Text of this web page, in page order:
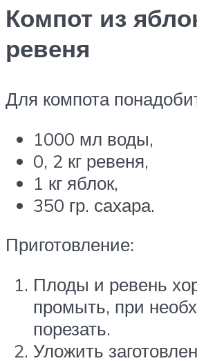
Компот из
ревеня
Для компота
1000 мл воды,
0, 2 кг ревеня,
1 кг яблок,
350 гр. сахара.
Приготовление:
Плоды и ревень
промыть, при
порезать.
Уложить